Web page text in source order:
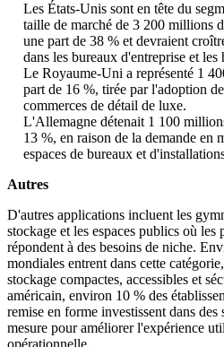
Les États-Unis sont en tête du
taille de marché de 3 200 millions
une part de 38 % et devraient
dans les bureaux d'entreprise et les
Le Royaume-Uni a représenté 1
part de 16 %, tirée par l'adoption
commerces de détail de luxe.
L'Allemagne détenait 1 100
13 %, en raison de la demande en
espaces de bureaux et
Autres
D'autres applications incluent les
stockage et les espaces publics où les
répondent à des besoins de niche.
mondiales entrent dans cette
stockage compactes, accessibles et
américain, environ 10 % des
remise en forme investissent dans
mesure pour améliorer l'expérience